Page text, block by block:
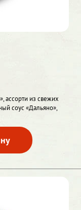
ассорти из свежих
соус «Дальяно»,